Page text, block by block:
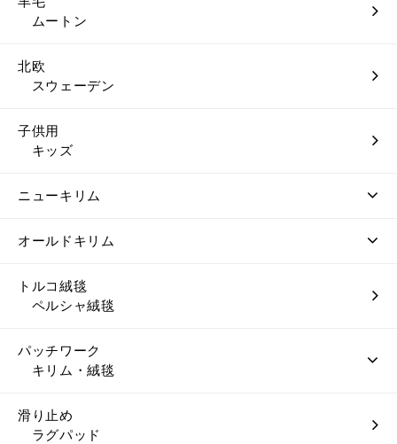
ムートン
北欧
スウェーデン
子供用
キッズ
ニューキリム
オールドキリム
トルコ絨毯
ペルシャ絨毯
パッチワーク
キリム・絨毯
滑り止め
ラグパッド